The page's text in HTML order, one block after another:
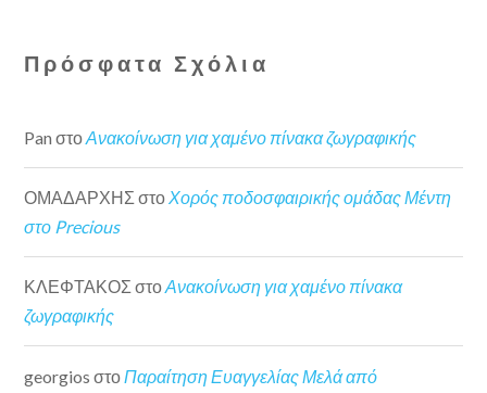
Πρόσφατα Σχόλια
Pan στοΑνακοίνωση για χαμένο πίνακα ζωγραφικής
ΟΜΑΔΑΡΧΗΣ στοΧορός ποδοσφαιρικής ομάδας Μέντη
στο Precious
ΚΛΕΦΤΑΚΟΣ στοΑνακοίνωση για χαμένο πίνακα
ζωγραφικής
georgios στο Παραίτηση Ευαγγελίας Μελά από